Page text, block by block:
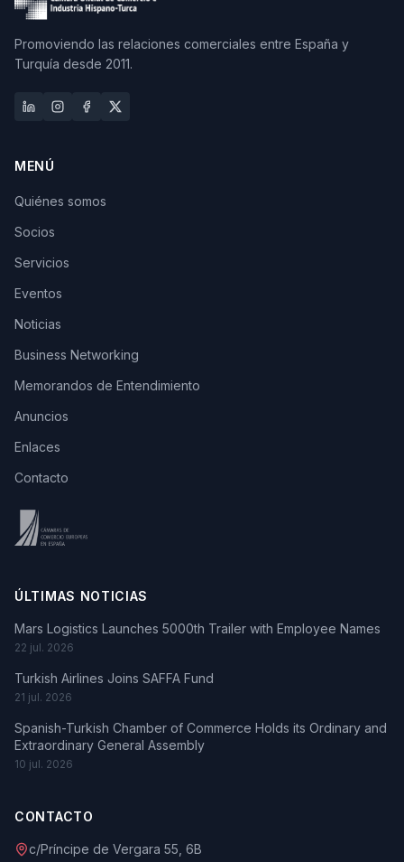
Promoviendo las relaciones comerciales entre España y
Turquía desde 2011.
MENÚ
Quiénes somos
Socios
Servicios
Eventos
Noticias
Business Networking
Memorandos de Entendimiento
Anuncios
Enlaces
Contacto
ÚLTIMAS NOTICIAS
Mars Logistics Launches 5000th Trailer with Employee Names
22 jul. 2026
Turkish Airlines Joins SAFFA Fund
21 jul. 2026
Spanish-Turkish Chamber of Commerce Holds its Ordinary and
Extraordinary General Assembly
10 jul. 2026
CONTACTO
c/Príncipe de Vergara 55, 6B